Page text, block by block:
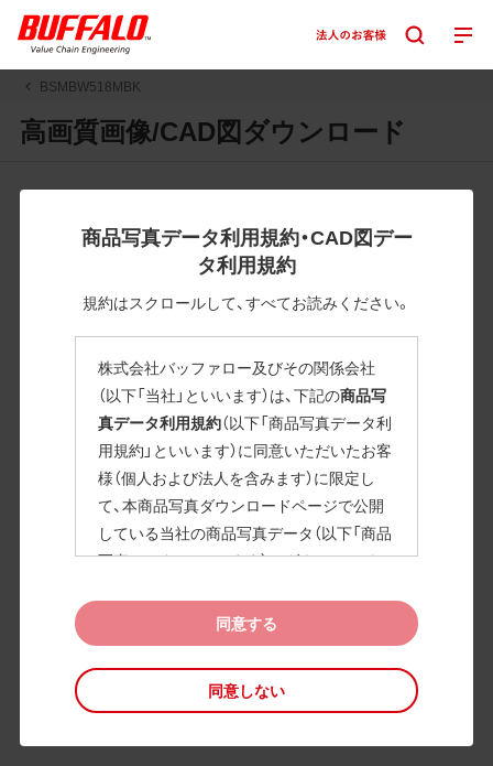
BSMBW518MBK
高画質画像/CAD図ダウンロード
商品写真データ利用規約・CAD図デー
タ利用規約
規約はスクロールして、すべてお読みください。
株式会社バッファロー及びその関係会社
（以下「当社」といいます）は、下記の商品写
真データ利用規約（以下「商品写真データ利
用規約」といいます）に同意いただいたお客
様（個人および法人を含みます）に限定し
て、本商品写真ダウンロードページで公開
している当社の商品写真データ（以下「商品
写真データ」といいます）のダウンロードお
また、当社は、下記のCAD図データ利用規約
（以下「CAD図データ利用規約」といいます）
に同意いただいたお客様に限定して、本CA
D図ダウンロードページで公開している当
いいます）の利用を許諾いたします。
同意する
同意しない
すと圧縮ファイルのダウンロードが始まります。
JPEG・EPSファイルにはパスが設定されています。画像編集
の際に便利です。PNG画像は原則として背景を透過したもの
を提供しています。
掲載データ「JPEG、PNG : 低解像度(RGBカラー)」 「EPS : 高
解像度(CMYKカラー)」
BSMBW518MBK
高画質画像